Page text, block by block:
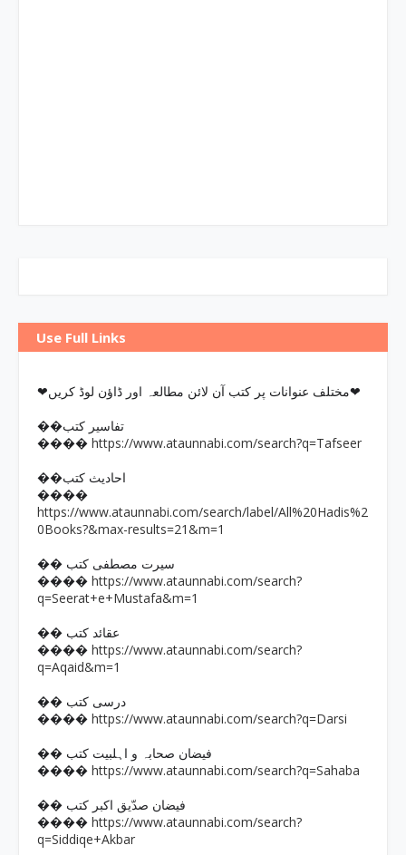
Use Full Links
❤مختلف عنوانات پر کتب آن لائن مطالعہ اور ڈاؤن لوڈ کریں❤
��تفاسیر کتب
���� https://www.ataunnabi.com/search?q=Tafseer
��احادیث کتب
����
https://www.ataunnabi.com/search/label/All%20Hadis%2
0Books?&max-results=21&m=1
�� سیرت مصطفی کتب
���� https://www.ataunnabi.com/search?
q=Seerat+e+Mustafa&m=1
�� عقائد کتب
���� https://www.ataunnabi.com/search?
q=Aqaid&m=1
�� درسی کتب
���� https://www.ataunnabi.com/search?q=Darsi
�� فیضان صحابہ و اہلبیت کتب
���� https://www.ataunnabi.com/search?q=Sahaba
�� فیضان صدّیق اکبر کتب
���� https://www.ataunnabi.com/search?
q=Siddiqe+Akbar